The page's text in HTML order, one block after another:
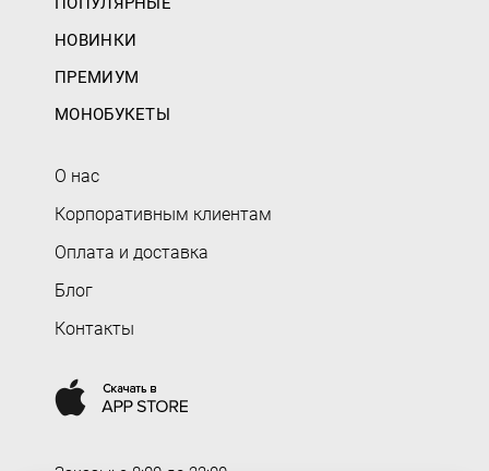
НОВИНКИ
ПРЕМИУМ
МОНОБУКЕТЫ
О нас
Корпоративным клиентам
Оплата и доставка
Блог
Контакты